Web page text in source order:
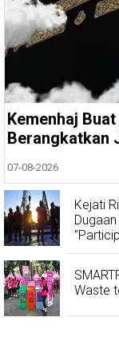
Kemenhaj
Berangkatkan
07-08-2026
Kejati
Waste